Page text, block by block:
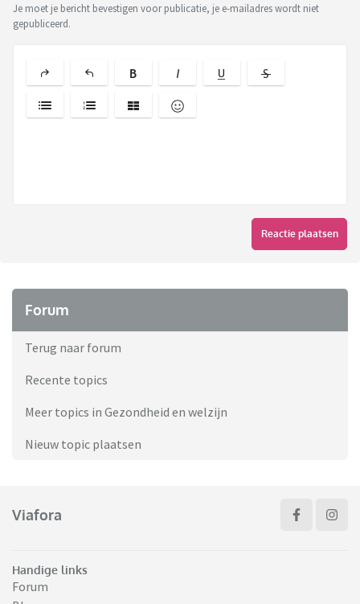
Je moet je bericht bevestigen voor publicatie, je e-mailadres wordt niet
gepubliceerd.
Reactie plaatsen
Forum
Terug naar forum
Recente topics
Meer topics in Gezondheid en welzijn
Nieuw topic plaatsen
Viafora
Handige links
Forum